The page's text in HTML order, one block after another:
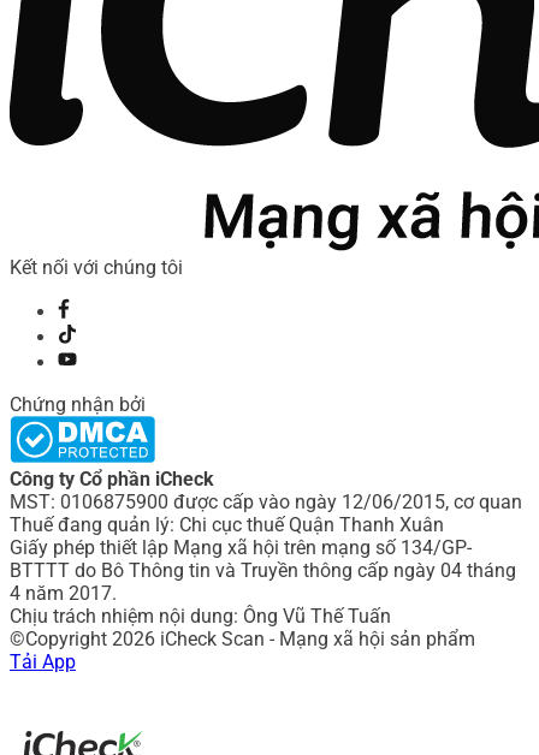
Kết nối với chúng tôi
Chứng nhận bởi
Công ty Cổ phần iCheck
MST: 0106875900 được cấp vào ngày 12/06/2015, cơ quan
Thuế đang quản lý: Chi cục thuế Quận Thanh Xuân
Giấy phép thiết lập Mạng xã hội trên mạng số 134/GP-
BTTTT do Bô Thông tin và Truyền thông cấp ngày 04 tháng
4 năm 2017.
Chịu trách nhiệm nội dung: Ông Vũ Thế Tuấn
©Copyright 2026 iCheck Scan - Mạng xã hội sản phẩm
Tải App